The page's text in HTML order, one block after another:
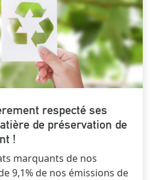
respecté ses
de préservation de
!
marquants de nos
9,1% de nos émissions de